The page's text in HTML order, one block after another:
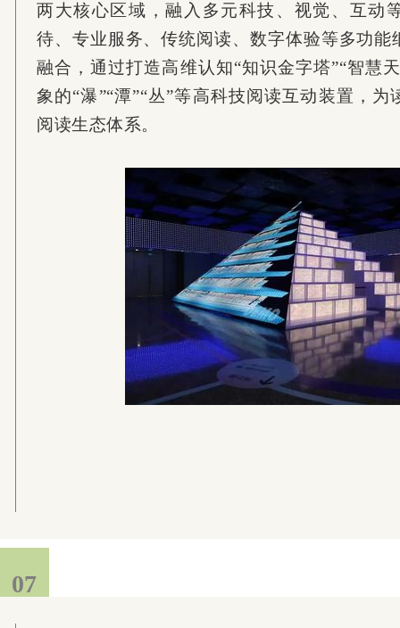
两大核心区域，融入多元科技、视觉、互动
待、专业服务、传统阅读、数字体验等多功能
融合，通过打造高维认知“知识金字塔”“智慧
象的“瀑”“潭”“丛”等高科技阅读互动装置，
阅读生态体系。
07